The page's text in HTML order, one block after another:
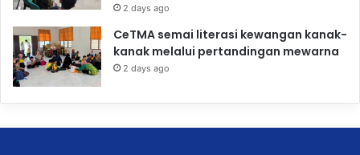
2 days ago
CeTMA semai literasi kewangan kanak-
kanak melalui pertandingan mewarna
2 days ago